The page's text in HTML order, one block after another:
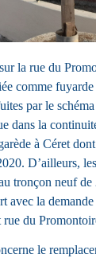
la rue du
comme
par le
dans la
à Céret
D’ailleurs,
tronçon neuf
avec la
rue du
le